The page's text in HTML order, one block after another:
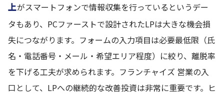
上がスマートフォンで情報収集を行っているというデー
タもあり、PCファーストで設計されたLPは大きな機会損
失につながります。フォームの入力項目は必要最低限（氏
名・電話番号・メール・希望エリア程度）に絞り、離脱率
を下げる工夫が求められます。フランチャイズ 営業の入
口として、LPへの継続的な改善投資は非常に重要です。ヒ